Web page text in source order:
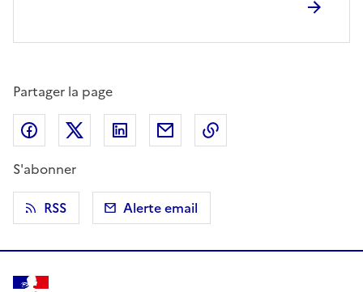
Partager la page
Partager sur Facebook
Partager sur X (anciennement Twitter)
Partager sur LinkedIn
Partager par email
S'abonner
RSS
Alerte email